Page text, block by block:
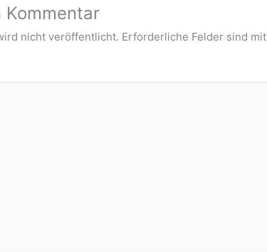
Kommentar
nicht veröffentlicht. Erforderliche Felder sind mit